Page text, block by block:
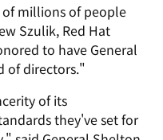
millions of people
Szulik, Red Hat
to have General
of directors."
of its
they've set for